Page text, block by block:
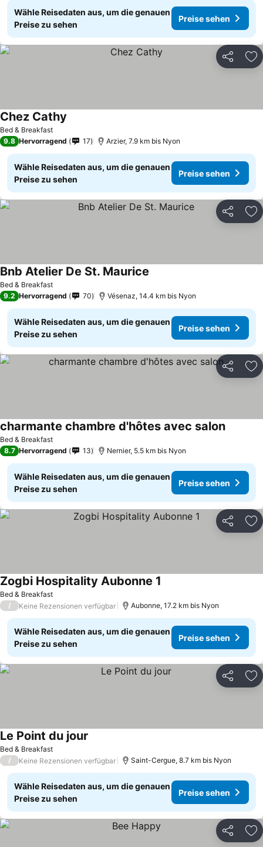
Wähle Reisedaten aus, um die genauen
Preise zu sehen
Preise sehen
Teilen
Bed & Breakfast
Chez Cathy
9.8 Hervorragend 17 Arzier, 7.9 km bis Nyon
Wähle Reisedaten aus, um die genauen
Preise zu sehen
Preise sehen
Teilen
Bed & Breakfast
Bnb Atelier De St. Maurice
9.2 Hervorragend 70 Vésenaz, 14.4 km bis Nyon
Wähle Reisedaten aus, um die genauen
Preise zu sehen
Preise sehen
Teilen
Bed & Breakfast
charmante chambre d'hôtes avec salon
8.7 Hervorragend 13 Nernier, 5.5 km bis Nyon
Wähle Reisedaten aus, um die genauen
Preise zu sehen
Preise sehen
Teilen
Bed & Breakfast
Zogbi Hospitality Aubonne 1
/ Keine Rezensionen verfügbar Aubonne, 17.2 km bis Nyon
Wähle Reisedaten aus, um die genauen
Preise zu sehen
Preise sehen
Teilen
Bed & Breakfast
Le Point du jour
/ Keine Rezensionen verfügbar Saint-Cergue, 8.7 km bis Nyon
Wähle Reisedaten aus, um die genauen
Preise zu sehen
Preise sehen
Teilen